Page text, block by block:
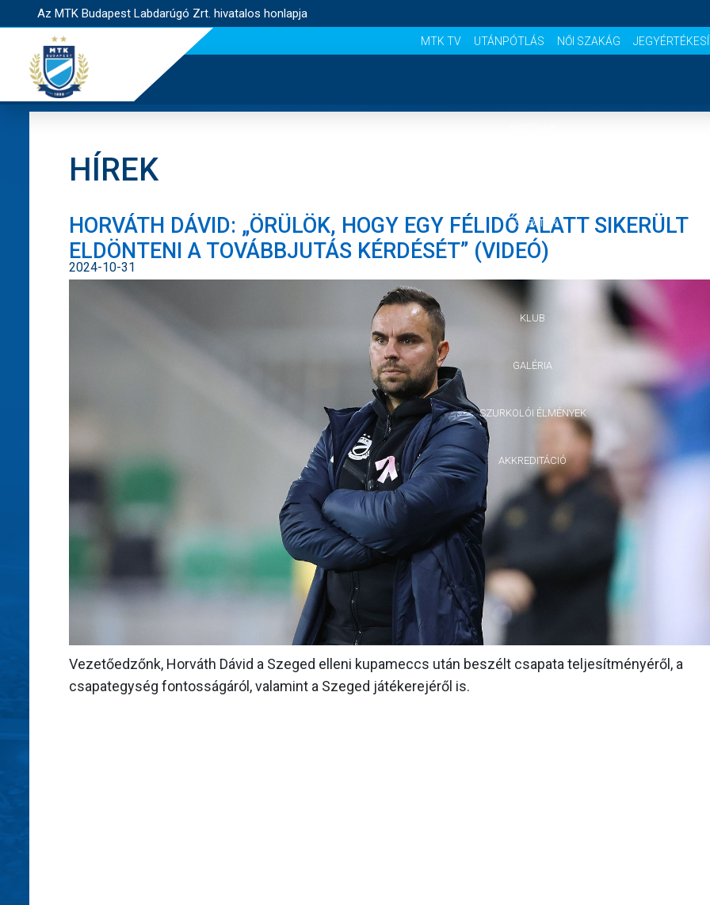
Az MTK Budapest Labdarúgó Zrt. hivatalos honlapja
MTK TV UTÁNPÓTLÁS NŐI SZAKÁG
CSAPATOK
KLUB
GALÉRIA
SZURKOLÓI ÉLMÉNYEK
AKKREDITÁCIÓ
HÍREK
HORVÁTH DÁVID: „ÖRÜLÖK, HOGY EGY FÉLIDŐ ALATT SIKERÜLT
ELDÖNTENI A TOVÁBBJUTÁS KÉRDÉSÉT” (VIDEÓ)
2024-10-31
Vezetőedzőnk, Horváth Dávid a Szeged elleni kupameccs után beszélt csapata teljesítményéről, a
csapategység fontosságáról, valamint a Szeged játékerejéről is.